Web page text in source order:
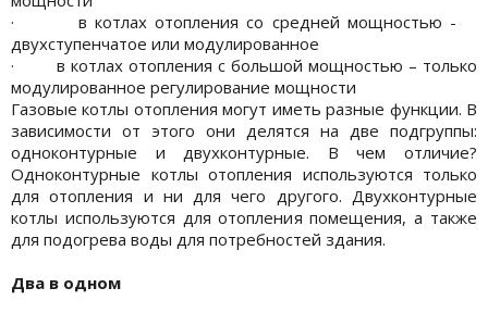
· в котлах отопления со средней мощностью -
двухступенчатое или модулированное
· в котлах отопления с большой мощностью – только
модулированное регулирование мощности
Газовые котлы отопления могут иметь разные функции. В
зависимости от этого они делятся на две подгруппы:
одноконтурные и двухконтурные. В чем отличие?
Одноконтурные котлы отопления используются только
для отопления и ни для чего другого. Двухконтурные
котлы используются для отопления помещения, а также
для подогрева воды для потребностей здания.
Два в одном